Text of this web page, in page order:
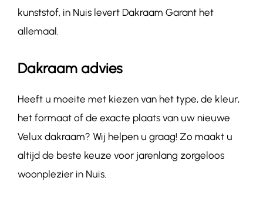
kunststof, in Nuis levert Dakraam Garant het
allemaal.
Dakraam advies
Heeft u moeite met kiezen van het type, de kleur,
het formaat of de exacte plaats van uw nieuwe
Velux dakraam? Wij helpen u graag! Zo maakt u
altijd de beste keuze voor jarenlang zorgeloos
woonplezier in Nuis.